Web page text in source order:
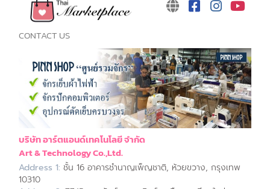
CONTACT US
บริษัท อาร์ตแอนด์เทคโนโลยี จำกัด
Art & Technology Co.,Ltd.
Address 1: ชั้น 16 อาคารชำนาญเพ็ญชาติ, ห้วยขวาง, กรุงเทพ
10310